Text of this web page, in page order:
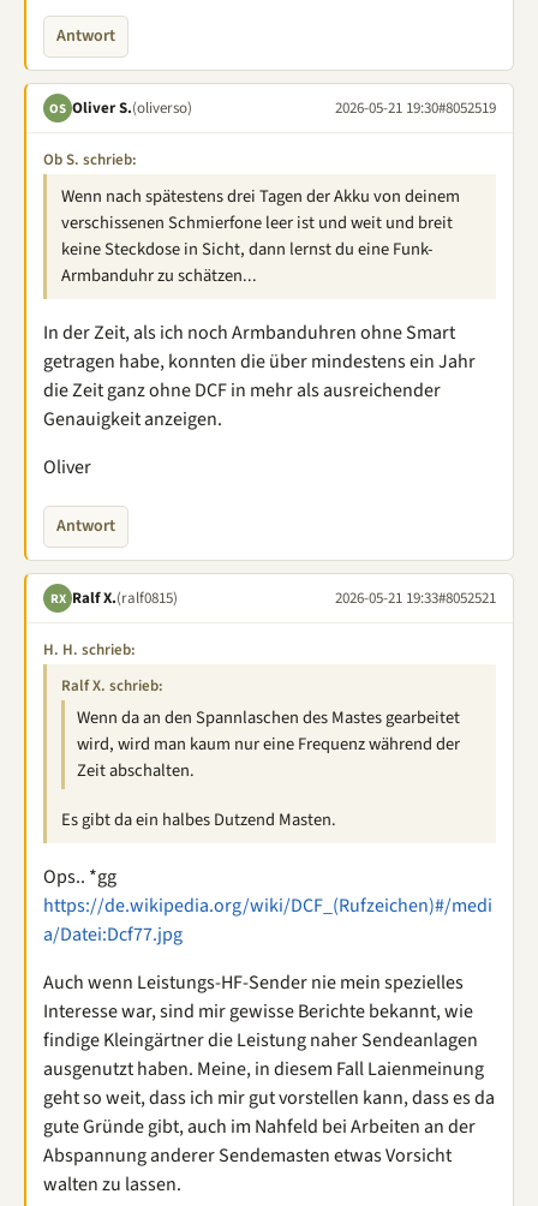
Antwort
OS Oliver S.(oliverso) 2026-05-21 19:30#8052519
Ob S. schrieb:
Wenn nach spätestens drei Tagen der Akku von deinem
verschissenen Schmierfone leer ist und weit und breit
keine Steckdose in Sicht, dann lernst du eine Funk-
Armbanduhr zu schätzen...
In der Zeit, als ich noch Armbanduhren ohne Smart
getragen habe, konnten die über mindestens ein Jahr
die Zeit ganz ohne DCF in mehr als ausreichender
Genauigkeit anzeigen.
Oliver
Antwort
RX Ralf X.(ralf0815) 2026-05-21 19:33#8052521
H. H. schrieb:
Ralf X. schrieb:
Wenn da an den Spannlaschen des Mastes gearbeitet
wird, wird man kaum nur eine Frequenz während der
Zeit abschalten.
Es gibt da ein halbes Dutzend Masten.
Ops.. *gg
https://de.wikipedia.org/wiki/DCF_(Rufzeichen)#/medi
a/Datei:Dcf77.jpg
Auch wenn Leistungs-HF-Sender nie mein spezielles
Interesse war, sind mir gewisse Berichte bekannt, wie
findige Kleingärtner die Leistung naher Sendeanlagen
ausgenutzt haben. Meine, in diesem Fall Laienmeinung
geht so weit, dass ich mir gut vorstellen kann, dass es da
gute Gründe gibt, auch im Nahfeld bei Arbeiten an der
Abspannung anderer Sendemasten etwas Vorsicht
walten zu lassen.